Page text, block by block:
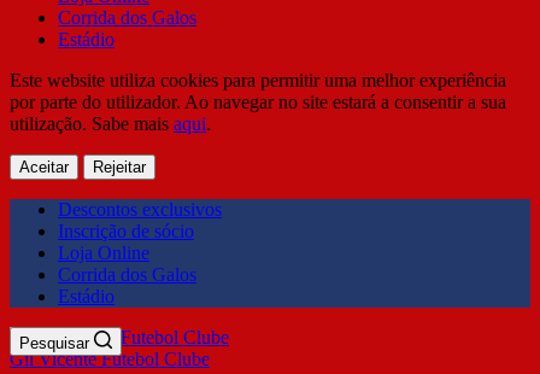
Corrida dos Galos
Estádio
Este website utiliza cookies para permitir uma melhor experiência
por parte do utilizador. Ao navegar no site estará a consentir a sua
utilização. Sabe mais aqui.
Aceitar Rejeitar
Descontos exclusivos
Inscrição de sócio
Loja Online
Corrida dos Galos
Estádio
Gil Vicente Futebol Clube
Pesquisar